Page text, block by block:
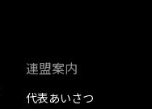
連盟案内
代表あいさつ